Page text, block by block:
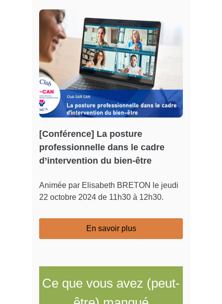
[Conférence] La posture
professionnelle dans le cadre
d’intervention du bien-être
Animée par Elisabeth BRETON le jeudi
22 octobre 2024 de 11h30 à 12h30.
En savoir plus
Ce que vous avez (peut-